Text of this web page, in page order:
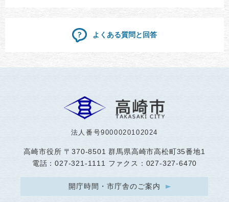
よくある質問と回答
法人番号9000020102024
高崎市役所 〒370-8501 群馬県高崎市高松町35番地1
電話：027-321-1111 ファクス：027-327-6470
開庁時間・市庁舎のご案内